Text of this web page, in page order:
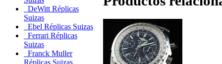
DeWitt Réplicas
Suizas
Ebel Réplicas Suizas
Ferrari Réplicas
Suizas
Franck Muller